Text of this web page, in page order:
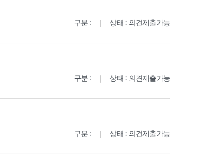
구분 : 상태 : 의견제출가능
구분 : 상태 : 의견제출가능
구분 : 상태 : 의견제출가능